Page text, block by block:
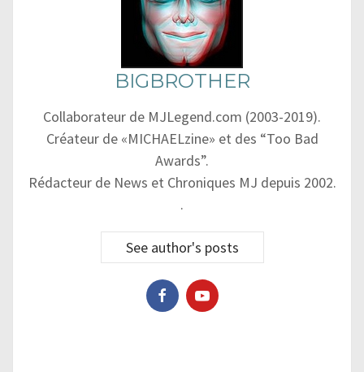
BIGBROTHER
Collaborateur de MJLegend.com (2003-2019).
Créateur de «MICHAELzine» et des “Too Bad
Awards”.
Rédacteur de News et Chroniques MJ depuis 2002.
.
See author's posts